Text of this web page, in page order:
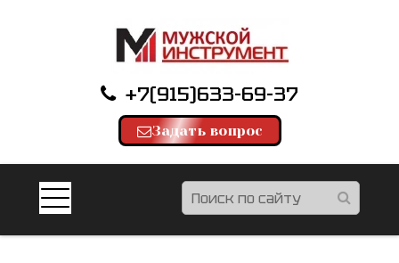
+7(915)633-69-37
Задать вопрос